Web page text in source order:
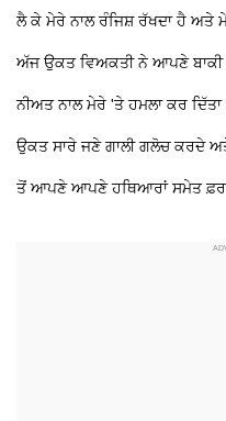
ਲੈ ਕੇ ਮੇਰੇ ਨਾਲ ਰੰਜਿਸ਼ ਰੱਖਦਾ ਹੈ ਅਤੇ
ਅੱਜ ਉਕਤ ਵਿਅਕਤੀ ਨੇ ਆਪਣੇ ਬਾਕੀ
ਨੀਅਤ ਨਾਲ ਮੇਰੇ 'ਤੇ ਹਮਲਾ ਕਰ
ਉਕਤ ਸਾਰੇ ਜਣੇ ਗਾਲੀ ਗਲੋਚ ਕਰਦੇ
ਤੋਂ ਆਪਣੇ ਆਪਣੇ ਹਥਿਆਰਾਂ ਸਮੇਤ